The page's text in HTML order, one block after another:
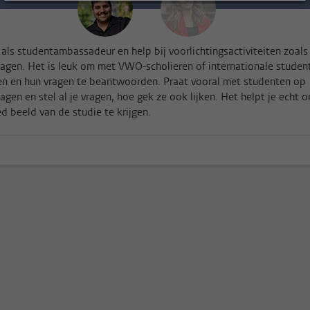
studentambassadeur en help bij voorlichtingsactiviteiten zoals
Het is leuk om met VWO-scholieren of internationale
en hun vragen te beantwoorden. Praat vooral met studenten op
en stel al je vragen, hoe gek ze ook lijken. Het helpt je echt
beeld van de studie te krijgen.